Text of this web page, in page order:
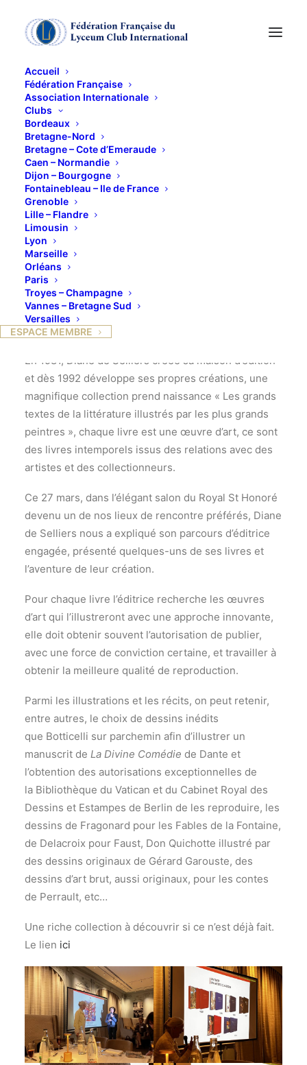
Accueil
Fédération Française
Association Internationale
Clubs
Bordeaux
Bretagne-Nord
Bretagne – Cote d’Emeraude
Caen – Normandie
Dijon – Bourgogne
Fontainebleau – Ile de France
Grenoble
Lille – Flandre
Limousin
Lyon
Marseille
Orléans
Paris
Troyes – Champagne
Vannes – Bretagne Sud
Versailles
ESPACE MEMBRE
Voyage au cœur de la
beauté et du sens -
Diane de Selliers,
éditrice art et
En 1981, Diane de Selliers créée sa maison d’édition
et dès 1992 développe ses propres créations, une
magnifique collection prend naissance « Les grands
textes de la littérature illustrés par les plus grands
peintres », chaque livre est une œuvre d’art, ce sont
des livres intemporels issus des relations avec des
artistes et des collectionneurs.
Ce 27 mars, dans l’élégant salon du Royal St Honoré
devenu un de nos lieux de rencontre préférés, Diane
de Selliers nous a expliqué son parcours d’éditrice
engagée, présenté quelques-uns de ses livres et
l’aventure de leur création.
Pour chaque livre l’éditrice recherche les œuvres
d’art qui l’illustreront avec une approche innovante,
elle doit obtenir souvent l’autorisation de publier,
avec une force de conviction certaine, et travailler à
obtenir la meilleure qualité de reproduction.
Parmi les illustrations et les récits, on peut retenir,
entre autres, le choix de dessins inédits
que Botticelli sur parchemin afin d’illustrer un
manuscrit de La Divine Comédie de Dante et
l’obtention des autorisations exceptionnelles de
la Bibliothèque du Vatican et du Cabinet Royal des
Dessins et Estampes de Berlin de les reproduire, les
dessins de Fragonard pour les Fables de la Fontaine,
de Delacroix pour Faust, Don Quichotte illustré par
des dessins originaux de Gérard Garouste, des
dessins d’art brut, aussi originaux, pour les contes
de Perrault, etc…
Une riche collection à découvrir si ce n’est déjà fait.
Le lien ici